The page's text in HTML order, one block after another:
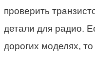
проверить
детали для радио.
дорогих моделях,